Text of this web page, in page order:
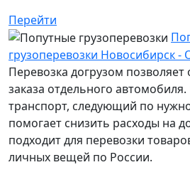
Перейти
грузоперевозки Новосибирск -
Перевозка догрузом позволяет
заказа отдельного
транспорт, следующий по
помогает снизить расходы на
подходит для перевозки
личных вещей по России.